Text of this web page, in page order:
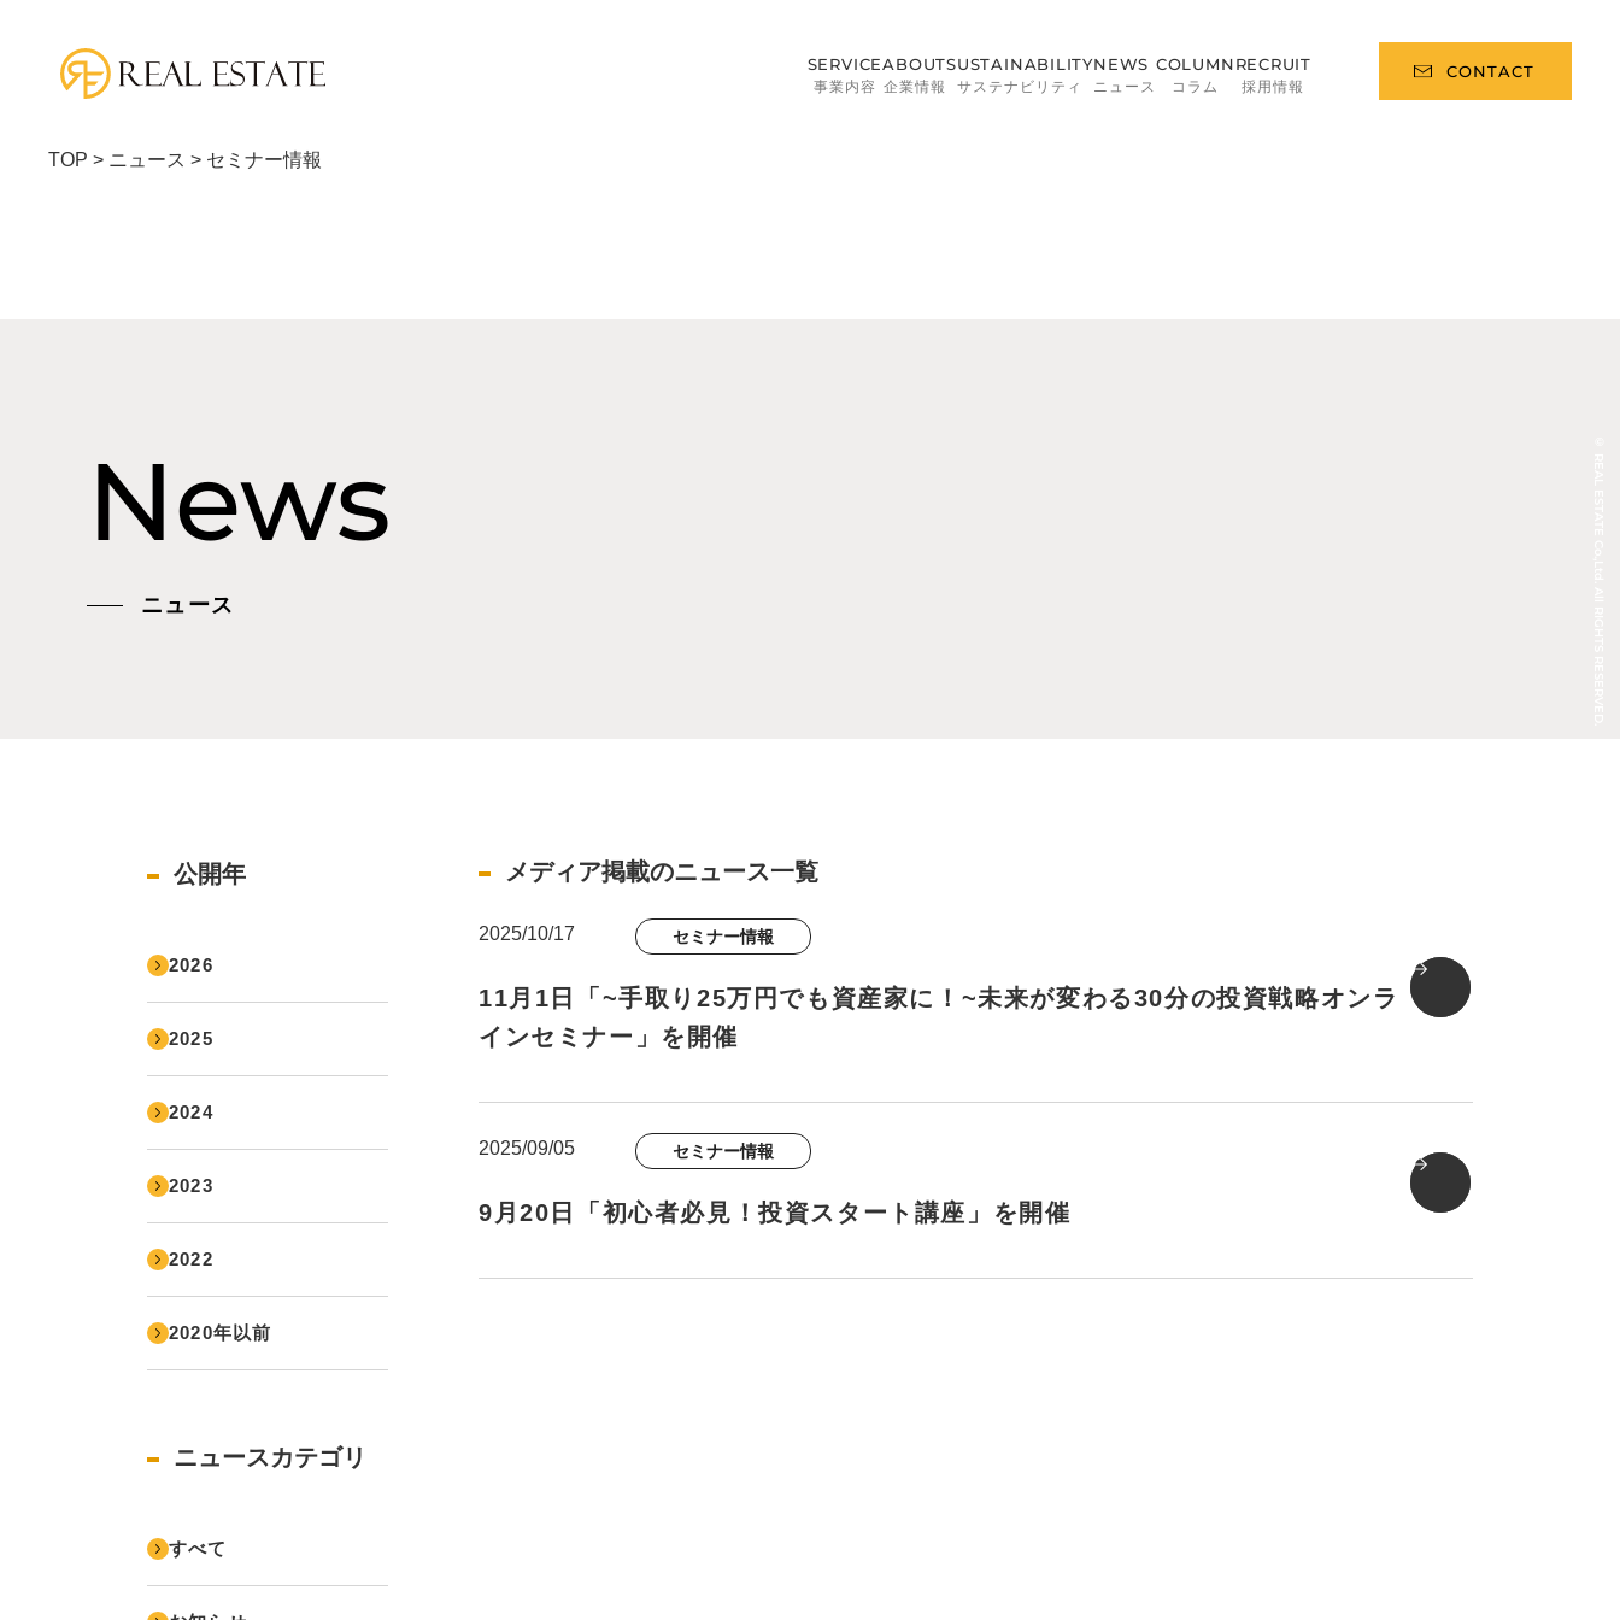
SERVICE
事業内容
ABOUT
企業情報
SUSTAINABILITY
サステナビリティ
NEWS
ニュース
COLUMN
コラム
RECRUIT
採用情報
CONTACT
TOP > ニュース > セミナー情報
News
ニュース
公開年
2026
2025
2024
2023
2022
2020年以前
ニュースカテゴリ
すべて
メディア掲載のニュース一覧
2025/10/17 セミナー情報
11月1日「~手取り25万円でも資産家に！~未来が変わる30分の投資戦略オンラ
インセミナー」を開催
2025/09/05 セミナー情報
9月20日「初心者必見！投資スタート講座」を開催